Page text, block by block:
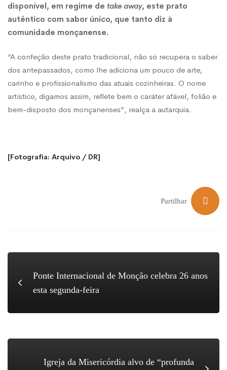
disponível, em regime de take away, este prato
autêntico com sabor único, que tanto diz à
comunidade monçanense.
“A confeção deste prato tradicional, não só recupera o saber
dos antepassados, como lhe adiciona um pouco de arte,
carinho e profissionalismo das atuais cozinheiras. O nome
artístico, digamos assim, reflete bem o caráter afável, folião e
bem-disposto dos monçanenses”, realça a autarquia.
[Fotografia: Arquivo / DR]
Partilhar
Ponte Internacional de Monção celebra 26 anos
esta segunda-feira
Igreja da Misericórdia alvo de “profunda